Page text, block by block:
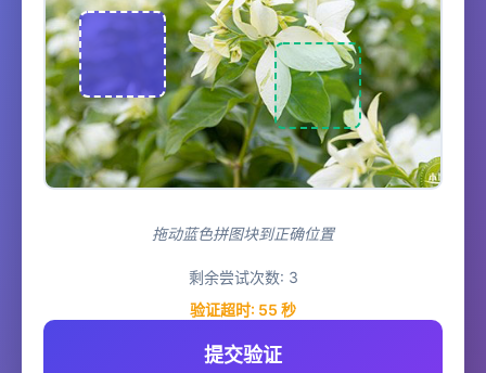
拖动蓝色拼图块到正确位置
剩余尝试次数: 3
验证超时: 55 秒
提交验证